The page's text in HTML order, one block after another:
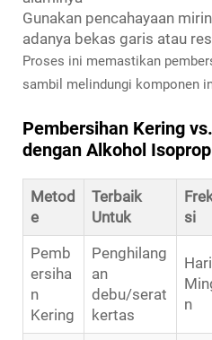
Gunakan pencahayaan
adanya bekas garis atau
Proses ini memastikan
sambil melindungi komponen
Pembersihan Kering
dengan Alkohol
Metod
e
Terbaik
Untuk
si
Pemb
ersiha
n
Kering
Penghilang
an
debu/serat
kertas
n